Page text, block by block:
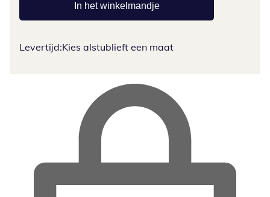
In het winkelmandje
Levertijd:Kies alstublieft een maat